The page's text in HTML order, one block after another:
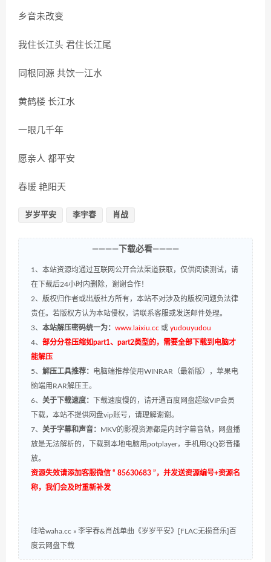
乡音未改变
我住长江头 君住长江尾
同根同源 共饮一江水
黄鹤楼 长江水
一眼几千年
愿亲人 都平安
春暖 艳阳天
岁岁平安 李宇春 肖战
————下载必看————
1、本站资源均通过互联网公开合法渠道获取，仅供阅读测试，请
在下载后24小时内删除，谢谢合作！
2、版权归作者或出版社方所有，本站不对涉及的版权问题负法律
责任。若版权方认为本站侵权，请联系客服或发送邮件处理。
3、 本站解压密码统一为： www.laixiu.cc 或 yudouyudou
4、 部分分卷压缩如part1、part2类型的，需要全部下载到电脑才
能解压
5、 解压工具推荐： 电脑端推荐使用WINRAR（最新版），苹果电
脑端用RAR解压王。
6、 关于下载速度：
下载速度慢的，请开通百度网盘超级VIP会员
下载，本站不提供网盘vip账号，请理解谢谢。
7、 关于字幕和声音： MKV的影视资源都是内封字幕音轨，网盘播
放是无法解析的，下载到本地电脑用potplayer，手机用QQ影音播
放。
资源失效请添加客服微信 “ 85630683 ”，并发送资源编号+资源名
称，我们会及时重新补发
哇哈waha.cc » 李宇春&肖战单曲《岁岁平安》[FLAC无损音乐]百
度云网盘下载